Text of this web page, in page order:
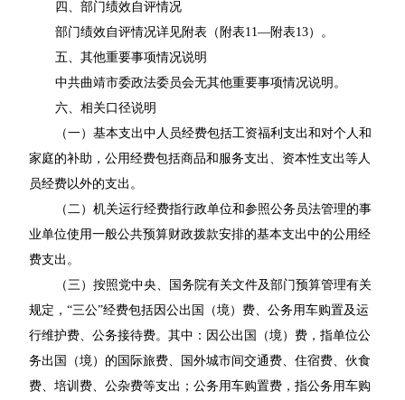
四、部门绩效自评情况
部门绩效自评情况详见附表（附表11—附表13）。
五、其他重要事项情况说明
中共曲靖市委政法委员会无其他重要事项情况说明。
六、相关口径说明
（一）基本支出中人员经费包括工资福利支出和对个人和
家庭的补助，公用经费包括商品和服务支出、资本性支出等人
员经费以外的支出。
（二）机关运行经费指行政单位和参照公务员法管理的事
业单位使用一般公共预算财政拨款安排的基本支出中的公用经
费支出。
（三）按照党中央、国务院有关文件及部门预算管理有关
规定，“三公”经费包括因公出国（境）费、公务用车购置及运
行维护费、公务接待费。其中：因公出国（境）费，指单位公
务出国（境）的国际旅费、国外城市间交通费、住宿费、伙食
费、培训费、公杂费等支出；公务用车购置费，指公务用车购